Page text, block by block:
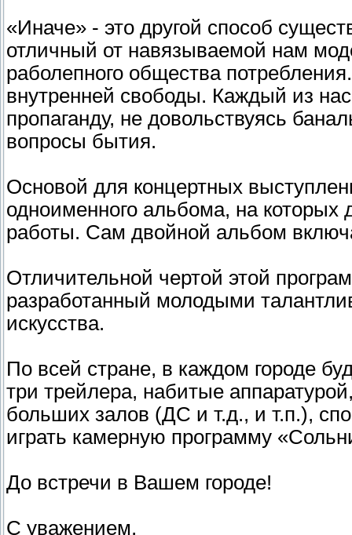
«Иначе» - это другой способ
отличный от навязываемой нам
раболепного общества
внутренней свободы. Каждый из
пропаганду, не довольствуясь
вопросы бытия.
Основой для концертных
одноименного альбома, на которых
работы. Сам двойной альбом
Отличительной чертой этой
разработанный молодыми
искусства.
По всей стране, в каждом городе
три трейлера, набитые
больших залов (ДС и т.д., и т.п.),
играть камерную программу
До встречи в Вашем городе!
С уважением,